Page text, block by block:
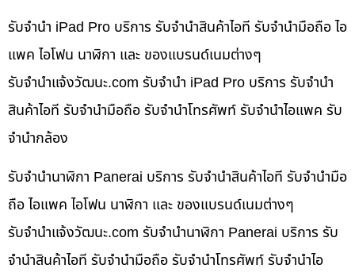
รับจำนำ iPad Pro บริการ รับจำนำสินค้าไอที รับจำนำมือถือ ไอ
แพค ไอโฟน นาฬิกา และ ของแบรนด์เนมต่างๆ
รับจํานําแจ้งวัฒนะ.com รับจำนำ iPad Pro บริการ รับจำนำ
สินค้าไอที รับจำนำมือถือ รับจำนำโทรศัพท์ รับจำนำไอแพค รับ
จำนำกล้อง
รับจำนำนาฬิกา Panerai บริการ รับจำนำสินค้าไอที รับจำนำมือ
ถือ ไอแพค ไอโฟน นาฬิกา และ ของแบรนด์เนมต่างๆ
รับจํานําแจ้งวัฒนะ.com รับจำนำนาฬิกา Panerai บริการ รับ
จำนำสินค้าไอที รับจำนำมือถือ รับจำนำโทรศัพท์ รับจำนำไอ